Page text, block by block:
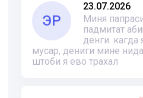
ЭР
23.07.2026
Миня
падмитат
денги. кагда
мусар, дениги мине
штоби я ево трахал